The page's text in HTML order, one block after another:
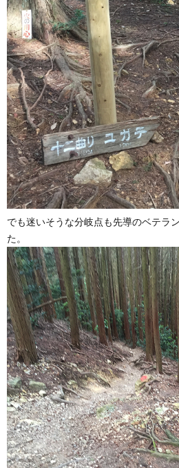
でも迷いそうな分岐点も先導のベテラ
た。